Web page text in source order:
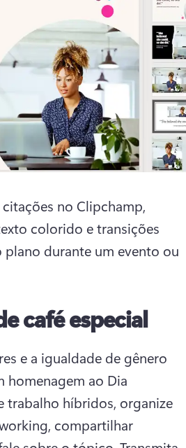
no Clipchamp,
colorido e transições
plano durante um evento ou
café especial
e a igualdade de gênero
homenagem ao Dia
trabalho híbridos, organize
compartilhar